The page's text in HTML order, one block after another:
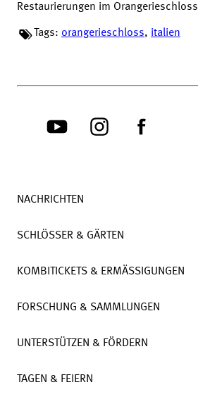
Restaurierungen im Orangerieschloss
Tags: orangerieschloss, italien
NACHRICHTEN
SCHLÖSSER & GÄRTEN
KOMBITICKETS & ERMÄSSIGUNGEN
FORSCHUNG & SAMMLUNGEN
UNTERSTÜTZEN & FÖRDERN
TAGEN & FEIERN